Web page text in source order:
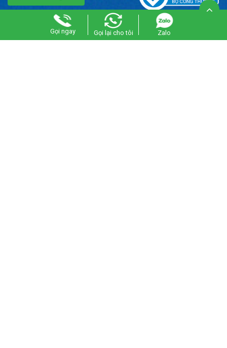
Gọi ngay Gọi lại cho tôi Zalo